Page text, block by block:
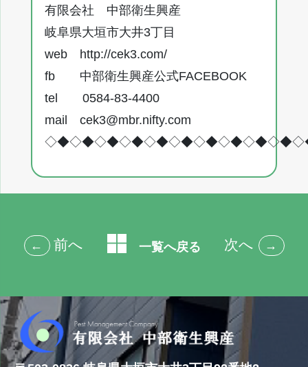
有限会社 中部衛生興産
岐阜県大垣市大井3丁目
web
http://cek3.com/
fb 中部衛生興産公式FACEBOOK
tel 0584-83-4400
mail cek3@mbr.nifty.com
← 前へ 一覧へ戻る 次へ →